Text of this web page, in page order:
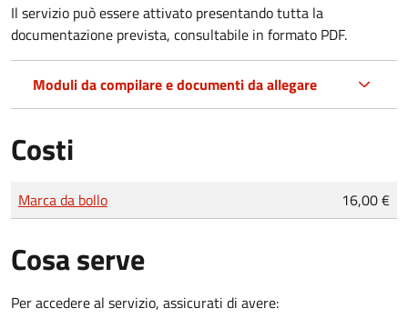
Il servizio può essere attivato presentando tutta la
documentazione prevista, consultabile in formato PDF.
Moduli da compilare e documenti da allegare
Costi
Tipo di pagamento
Importo
Marca da bollo 16,00 €
Cosa serve
Per accedere al servizio, assicurati di avere: